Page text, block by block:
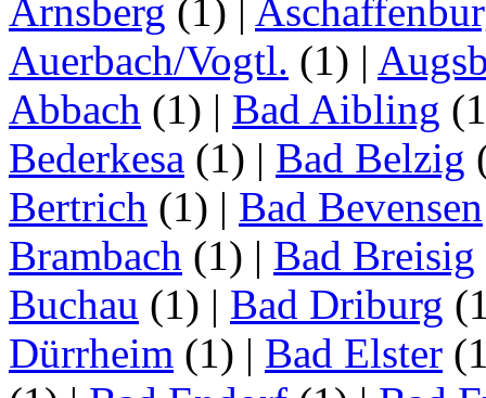
Arnsberg (1) |
Auerbach/Vogtl. (1) |
Abbach (1) | Bad Aibling
Bederkesa (1) | Bad Belzig
Bertrich (1) | Bad Bevensen
Brambach (1) | Bad Breisig
Buchau (1) | Bad Driburg
Dürrheim (1) | Bad Elster